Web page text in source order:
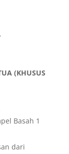
(KHUSUS
Basah 1
dari